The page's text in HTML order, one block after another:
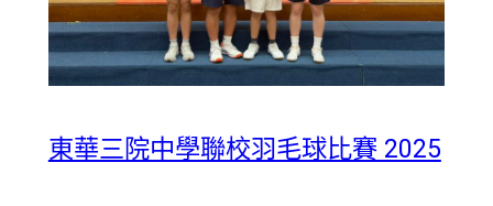
東華三院中學聯校羽毛球比賽 2025